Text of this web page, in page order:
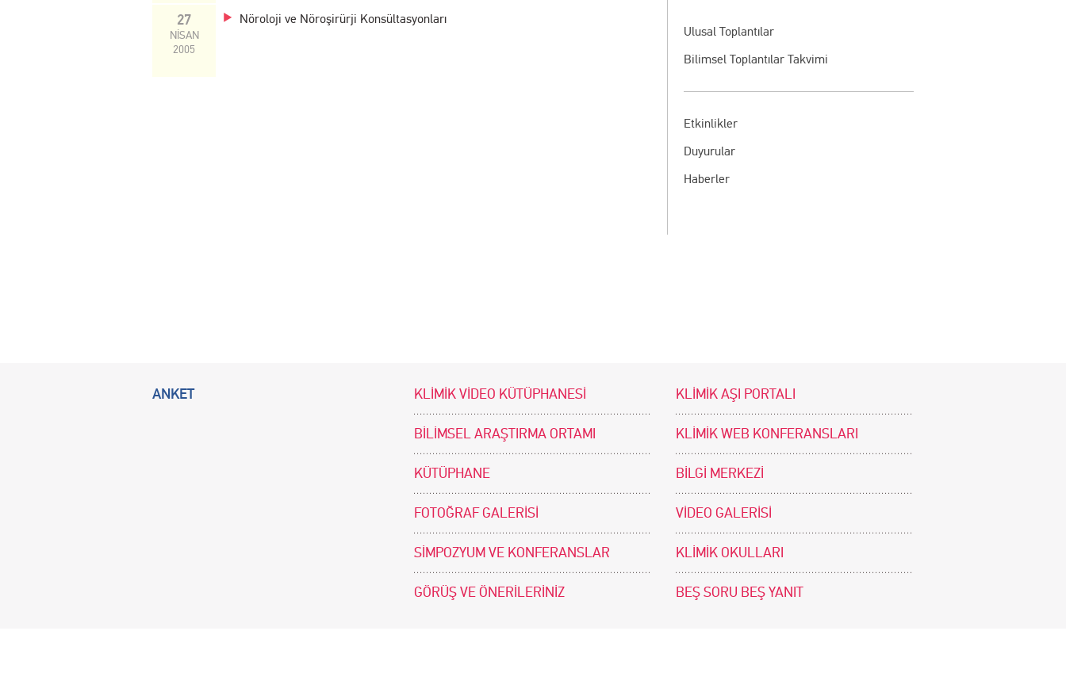
Ulusal Toplantılar
Bilimsel Toplantılar Takvimi
Etkinlikler
Duyurular
Haberler
27
NİSAN
2005
Nöroloji ve Nöroşirürji Konsültasyonları
ANKET KLİMİK VİDEO KÜTÜPHANESİ KLİMİK AŞI PORTALI
BİLİMSEL ARAŞTIRMA ORTAMI KLİMİK WEB KONFERANSLARI
KÜTÜPHANE BİLGİ MERKEZİ
FOTOĞRAF GALERİSİ VİDEO GALERİSİ
SİMPOZYUM VE KONFERANSLAR KLİMİK OKULLARI
GÖRÜŞ VE ÖNERİLERİNİZ BEŞ SORU BEŞ YANIT